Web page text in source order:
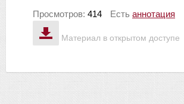
Материал в открытом доступе
Просмотров: 414 Есть аннотация